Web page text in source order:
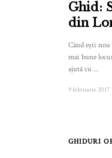
Ghid:
din
Când ești nou
mai bune
ajută cu ...
9 februarie 2017
GHIDURI